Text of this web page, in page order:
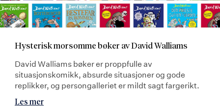
Hysterisk morsomme bøker av David Walliams
David Walliams bøker er proppfulle av
situasjonskomikk, absurde situasjoner og gode
replikker, og persongalleriet er mildt sagt fargerikt.
Les mer